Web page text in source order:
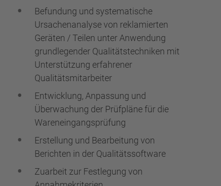
Befundung und systematische
Ursachenanalyse von reklamierten
Geräten / Teilen unter Anwendung
grundlegender Qualitätstechniken mit
Unterstützung erfahrener
Qualitätsmitarbeiter
Entwicklung, Anpassung und
Überwachung der Prüfpläne für die
Wareneingangsprüfung
Erstellung und Bearbeitung von
Berichten in der Qualitätssoftware
Zuarbeit zur Festlegung von